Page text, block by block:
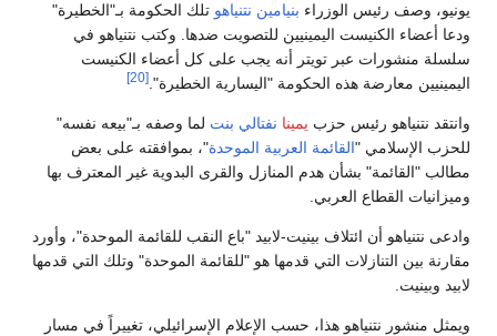
يونيو، وصف رئيس الوزراء بنيامين نتنياهو تلك الحكومة بـ"الخطيرة"
ودعا أعضاء الكنيست اليمينيين للتصويت ضدها. وكتب نتنياهو في
سلسلة منشورات عبر تويتر أنه يجب على كل أعضاء الكنيست
اليمينيين معارضة هذه الحكومة "اليسارية الخطيرة". [20]
وانتقد نتنياهو رئيس حزب يمينا نفتالي بنت لما وصفه بـ"بيعه نفسه"
للحزب الإسلامي "القائمة العربية الموحدة"، بموافقته على بعض
مطالب "القائمة" بشأن هدم المنازل والقرى البدوية غير المعترف بها
وميزانيات القطاع العربي.
وادعى نتنياهو أن ائتلاف بينيت-لابيد "باع النقب للقائمة الموحدة"، وأورد
مقارنة بين التنازلات التي قدمها هو "للقائمة الموحدة" وتلك التي قدمها
لابيد وبينيت.
ويمثل منشور نتنياهو هذا، حسب الإعلام الإسرائيلي، تغييراً في مسار